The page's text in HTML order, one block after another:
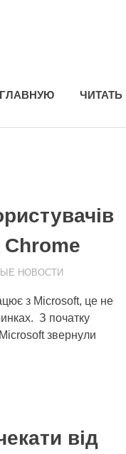
НОВОСТИ
з Microsoft, це не
З початку
звернули
від